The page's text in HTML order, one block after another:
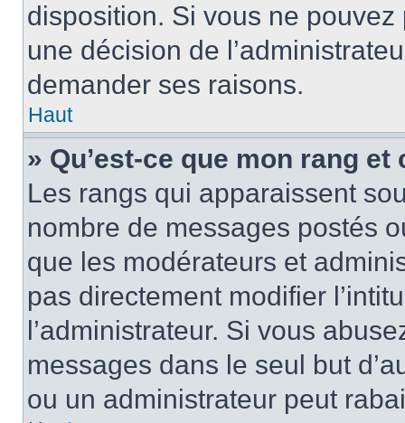
disposition. Si vous ne pouvez
une décision de
demander ses raisons.
Haut
» Qu’est-ce que mon rang
Les rangs qui apparaissent
nombre de messages postés
que les modérateurs et
pas directement modifier
l’administrateur. Si vous
messages dans le seul but
ou un administrateur peut